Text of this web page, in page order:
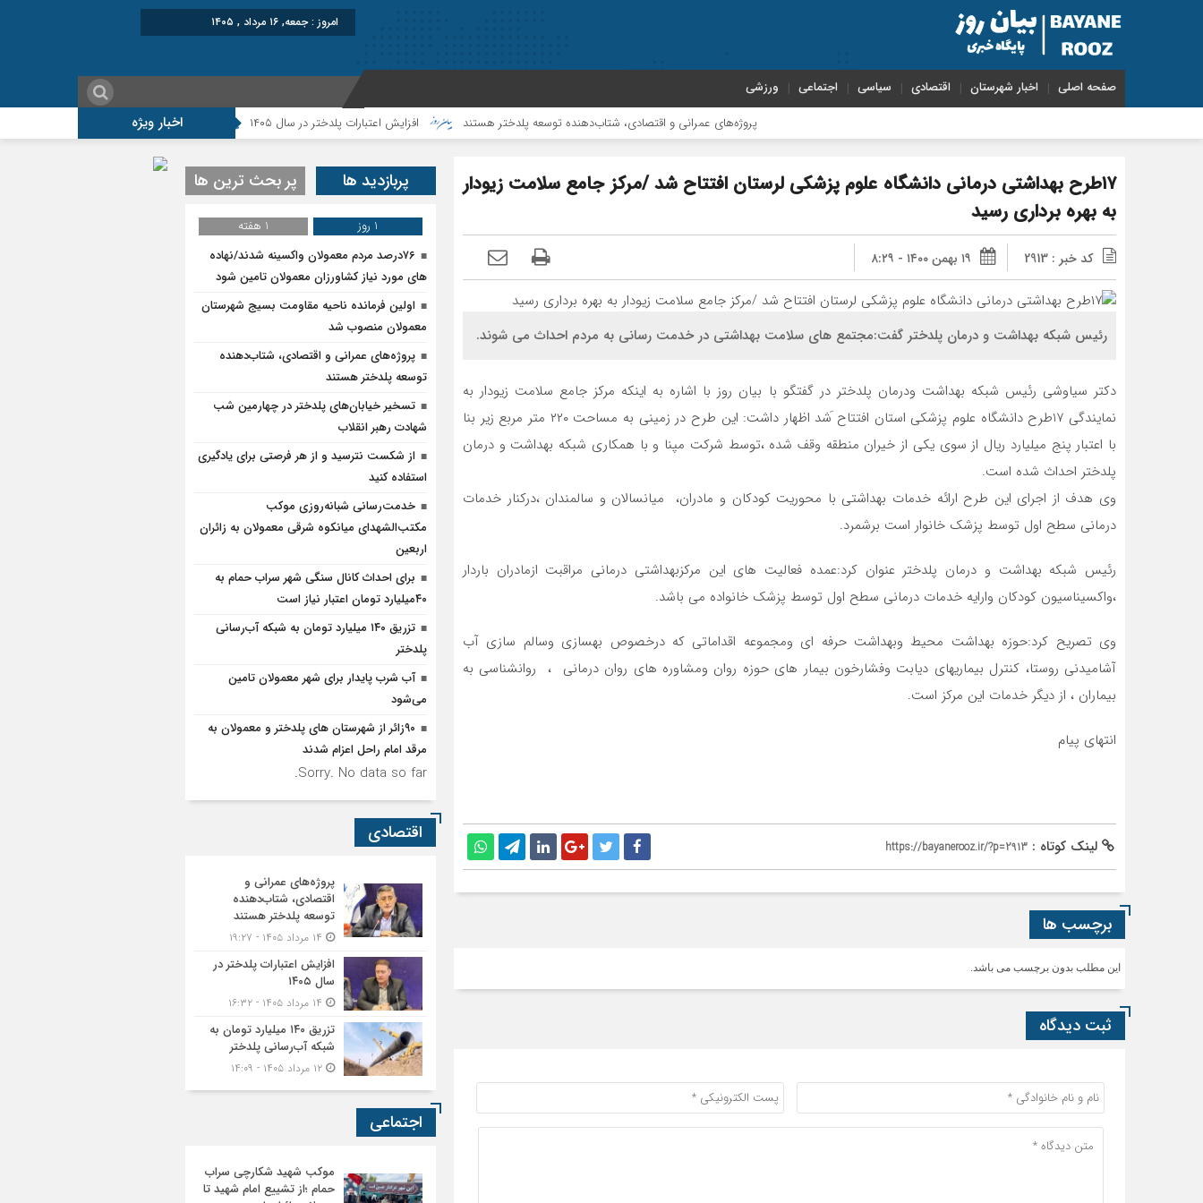
برابر با : Friday - 7 August - 2026
صفحه اصلی اخبار شهرستان اقتصادی سیاسی اجتماعی ورزشی
اخبار ویژه پروژه‌های عمرانی و اقتصادی، شتاب‌دهنده توسعه پلدختر هستند افزایش اعتبارات پلدختر در سال ۱۴۰۵ موکب شهید شکارچی سراب حمام ؛از تشییع امام شهید
۱۷طرح بهداشتی درمانی دانشگاه علوم پزشکی لرستان افتتاح شد /مرکز جامع سلامت زیودار
به بهره برداری رسید
کد خبر : 2913 ۱۹ بهمن ۱۴۰۰ - ۸:۲۹
رئیس شبکه بهداشت و درمان پلدختر گفت:مجتمع های سلامت بهداشتی در خدمت رسانی به مردم احداث می شوند.
دکتر سیاوشی رئیس شبکه بهداشت ودرمان پلدختر در گفتگو با بیان روز با اشاره به اینکه مرکز جامع سلامت زیودار به
نمایندگی 17طرح دانشگاه علوم پزشکی استان افتتاح َشد اظهار داشت: این طرح در زمینی به مساحت ۲۲۰ متر مربع زیر بنا
با اعتبار پنج میلیارد ریال از سوی یکی از خیران منطقه وقف شده ،توسط شرکت مپنا و با همکاری شبکه بهداشت و درمان
پلدختر احداث شده است.
وی هدف از اجرای این طرح ارائه خدمات بهداشتی با محوریت کودکان و مادران، میانسالان و سالمندان ،درکنار خدمات
درمانی سطح اول توسط پزشک خانوار است برشمرد.
رئیس شبکه بهداشت و درمان پلدختر عنوان کرد:عمده فعالیت های این مرکزبهداشتی درمانی مراقبت ازمادران باردار
،واکسیناسیون کودکان وارایه خدمات درمانی سطح اول توسط پزشک خانواده می باشد.
وی تصریح کرد:حوزه بهداشت محیط وبهداشت حرفه ای ومجموعه اقداماتی که درخصوص بهسازی وسالم سازی آب
آشامیدنی روستا، کنترل بیماریهای دیابت وفشارخون بیمار های حوزه روان ومشاوره های روان درمانی ، روانشناسی به
بیماران ، از دیگر خدمات این مرکز است.
انتهای پیام
لینک کوتاه : https://bayanerooz.ir/?p=2913
برچسب ها
این مطلب بدون برچسب می باشد.
ثبت دیدگاه
پربازدید ها پر بحث ترین ها
1 روز
1 هفته
۷۶درصد مردم معمولان واکسینه شدند/نهاده
های مورد نیاز کشاورزان معمولان تامین شود
اولین فرمانده ناحیه مقاومت بسیج شهرستان
معمولان منصوب شد
پروژه‌های عمرانی و اقتصادی، شتاب‌دهنده
توسعه پلدختر هستند
تسخیر خیابان‌های پلدختر در چهارمین شب
شهادت رهبر انقلاب
از شکست نترسید و از هر فرصتی برای یادگیری
استفاده کنید
خدمت‌رسانی شبانه‌روزی موکب
مکتب‌الشهدای میانکوه شرقی معمولان به زائران
اربعین
برای احداث کانال سنگی شهر سراب حمام به
۴۰میلیارد تومان اعتبار نیاز است
تزریق ۱۴۰ میلیارد تومان به شبکه آب‌رسانی
پلدختر
آب شرب پایدار برای شهر معمولان تامین
می‌شود
۹۰زائر از شهرستان های پلدختر و معمولان به
مرقد امام راحل اعزام شدند
Sorry. No data so far.
اقتصادی
پروژه‌های عمرانی و
اقتصادی، شتاب‌دهنده
توسعه پلدختر هستند
افزایش اعتبارات پلدختر در
سال ۱۴۰۵
تزریق ۱۴۰ میلیارد تومان به
شبکه آب‌رسانی پلدختر
اجتماعی
موکب شهید شکارچی سراب
حمام ؛از تشییع امام شهید تا